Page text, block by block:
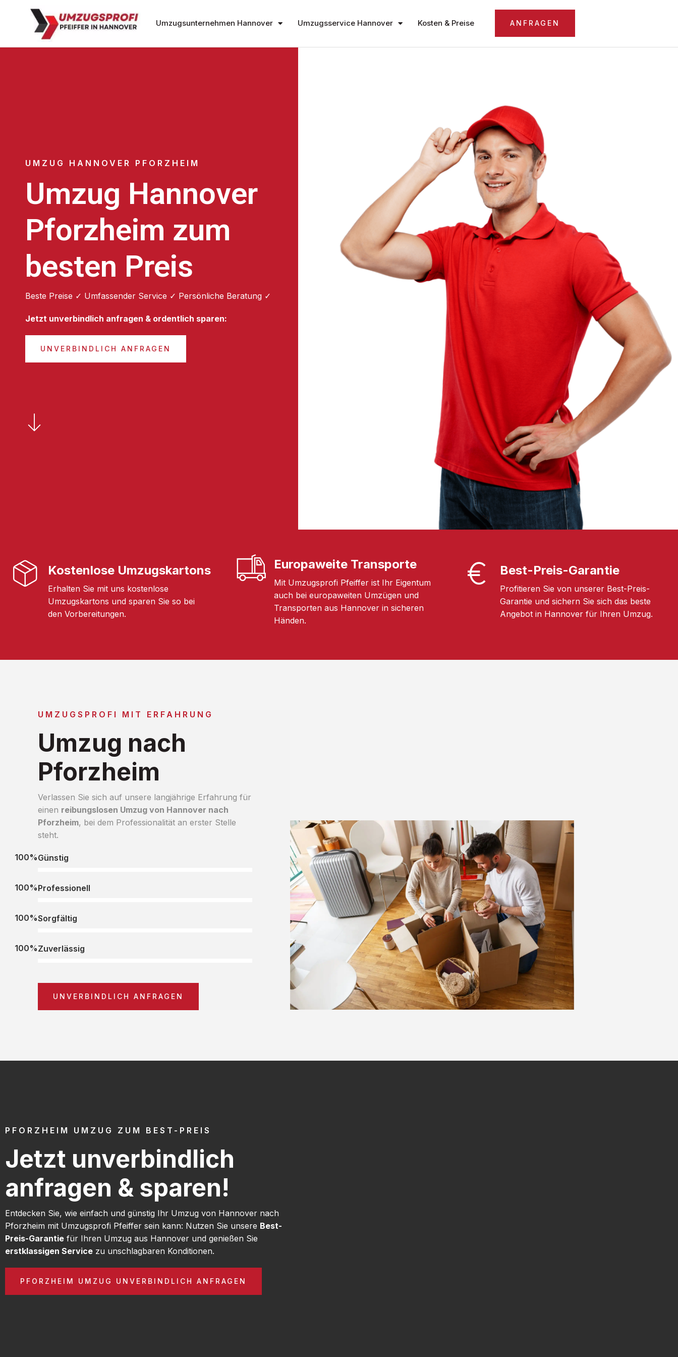
Umzugsunternehmen Hannover Umzugsservice Hannover Kosten & Preise ANFRAGEN
UMZUG HANNOVER PFORZHEIM
Umzug Hannover
Pforzheim zum
besten Preis
Beste Preise ✓ Umfassender Service ✓ Persönliche Beratung ✓
Jetzt unverbindlich anfragen & ordentlich sparen:
UNVERBINDLICH ANFRAGEN
Kostenlose Umzugskartons
Erhalten Sie mit uns kostenlose
Umzugskartons und sparen Sie so bei
den Vorbereitungen.
Europaweite Transporte
Mit Umzugsprofi Pfeiffer ist Ihr Eigentum
auch bei europaweiten Umzügen und
Transporten aus Hannover in sicheren
Händen.
Best-Preis-Garantie
Profitieren Sie von unserer Best-Preis-
Garantie und sichern Sie sich das beste
Angebot in Hannover für Ihren Umzug.
UMZUGSPROFI MIT ERFAHRUNG
Umzug nach
Pforzheim
Verlassen Sie sich auf unsere langjährige Erfahrung für
einen reibungslosen Umzug von Hannover nach
Pforzheim, bei dem Professionalität an erster Stelle
steht.
Günstig
100%
Professionell
100%
Sorgfältig
100%
Zuverlässig
100%
UNVERBINDLICH ANFRAGEN
PFORZHEIM UMZUG ZUM BEST-PREIS
Jetzt unverbindlich
anfragen & sparen!
Entdecken Sie, wie einfach und günstig Ihr Umzug von Hannover nach
Pforzheim mit Umzugsprofi Pfeiffer sein kann: Nutzen Sie unsere Best-
Preis-Garantie für Ihren Umzug aus Hannover und genießen Sie
erstklassigen Service zu unschlagbaren Konditionen.
PFORZHEIM UMZUG UNVERBINDLICH ANFRAGEN